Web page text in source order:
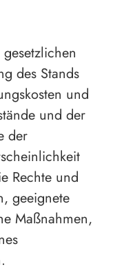
des Stands
und
und der
der
Rechte und
geeignete
Maßnahmen,